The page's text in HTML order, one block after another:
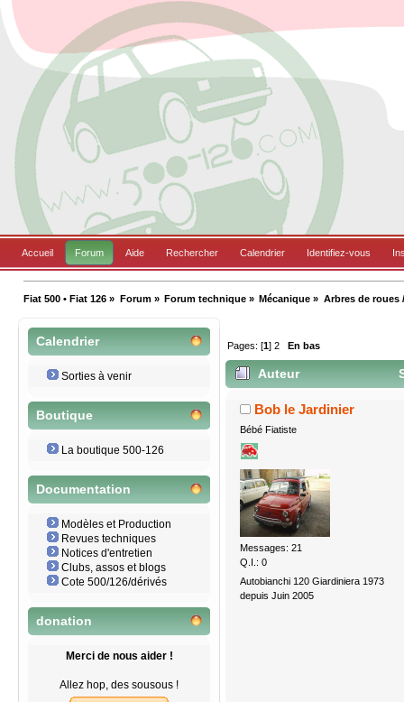
Accueil Forum Aide Rechercher Calendrier Identifiez-vous
Fiat 500 • Fiat 126 » Forum» Forum technique» Mécanique » Arbres de roues
Calendrier
Sorties à venir
Boutique
La boutique 500-126
Documentation
Modèles et Production
Revues techniques
Notices d'entretien
Clubs, assos et blogs
Cote 500/126/dérivés
donation
Merci de nous aider !
Allez hop, des sousous !
Pages: [1]2 En bas
Auteur
Bob le Jardinier
Bébé Fiatiste
Messages: 21
Q.I.: 0
Autobianchi 120 Giardiniera 1973
depuis Juin 2005